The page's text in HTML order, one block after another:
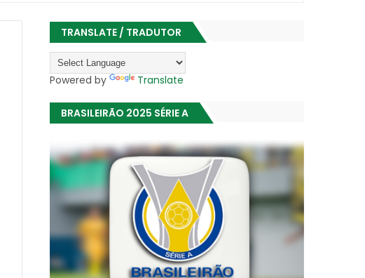
TRANSLATE / TRADUTOR
Powered by Translate
BRASILEIRÃO 2025 SÉRIE A